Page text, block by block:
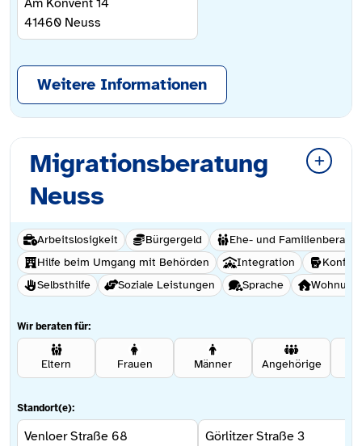
Am Konvent 14
41460 Neuss
Weitere Informationen
Migrationsberatung
Neuss
Arbeitslosigkeit Bürgergeld
Ehe- und
Hilfe beim Umgang mit Behörden
Integration
Selbsthilfe
Soziale Leistungen Sprache
Wir beraten für:
Eltern Frauen Männer Angehörige
Standort(e):
Venloer Straße 68
Görlitzer Straße 3